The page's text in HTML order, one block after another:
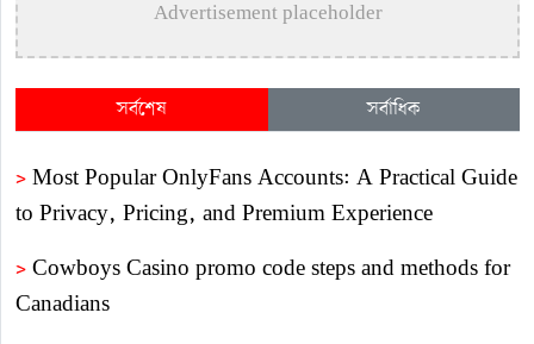
Advertisement placeholder
সর্বশেষ সর্বাধিক
> Most Popular OnlyFans Accounts: A Practical Guide
to Privacy, Pricing, and Premium Experience
> Cowboys Casino promo code steps and methods for
Canadians